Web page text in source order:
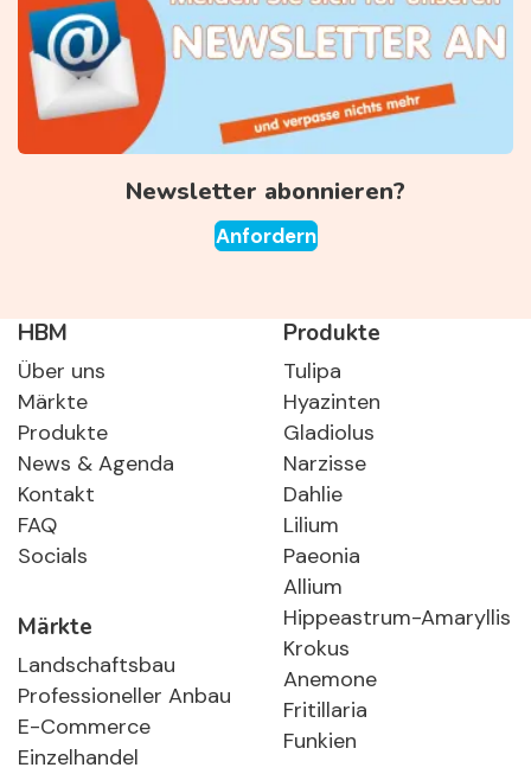
Newsletter abonnieren?
Anfordern
HBM
Über uns
Märkte
Produkte
News & Agenda
Kontakt
FAQ
Socials
Märkte
Landschaftsbau
Professioneller Anbau
E-Commerce
Einzelhandel
Produkte
Tulipa
Hyazinten
Gladiolus
Narzisse
Dahlie
Lilium
Paeonia
Allium
Hippeastrum-Amaryllis
Krokus
Anemone
Fritillaria
Funkien